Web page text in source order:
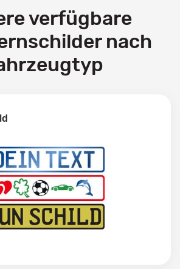
verfügbare
nach